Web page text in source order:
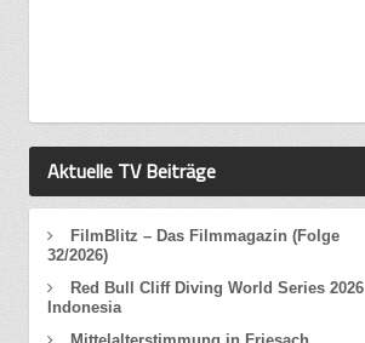
Aktuelle TV Beiträge
FilmBlitz – Das Filmmagazin (Folge
32/2026)
Red Bull Cliff Diving World Series 2026
Indonesia